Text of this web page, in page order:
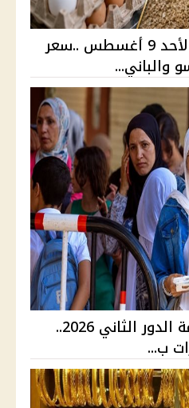
أسعار الدواجن اليوم الأحد 9 أغسطس ..سعر
والباني...
امتحانات الثانوية العامة الدور الثاني 2026..
ب...